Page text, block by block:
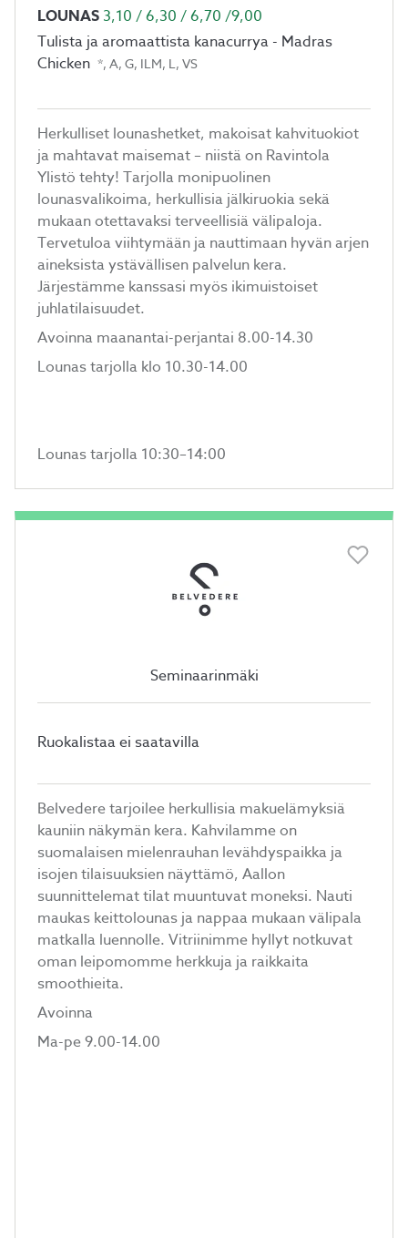
LOUNAS 3,10 / 6,30 / 6,70 /9,00
Tulista ja aromaattista kanacurrya - Madras
Chicken *, A, G, ILM, L, VS
Herkulliset lounashetket, makoisat kahvituokiot
ja mahtavat maisemat – niistä on Ravintola
Ylistö tehty! Tarjolla monipuolinen
lounasvalikoima, herkullisia jälkiruokia sekä
mukaan otettavaksi terveellisiä välipaloja.
Tervetuloa viihtymään ja nauttimaan hyvän arjen
aineksista ystävällisen palvelun kera.
Järjestämme kanssasi myös ikimuistoiset
juhlatilaisuudet.
Avoinna maanantai-perjantai 8.00-14.30
Lounas tarjolla klo 10.30-14.00
Lounas tarjolla 10:30–14:00
Seminaarinmäki
Ruokalistaa ei saatavilla
Belvedere tarjoilee herkullisia makuelämyksiä
kauniin näkymän kera. Kahvilamme on
suomalaisen mielenrauhan levähdyspaikka ja
isojen tilaisuuksien näyttämö, Aallon
suunnittelemat tilat muuntuvat moneksi. Nauti
maukas keittolounas ja nappaa mukaan välipala
matkalla luennolle. Vitriinimme hyllyt notkuvat
oman leipomomme herkkuja ja raikkaita
smoothieita.
Avoinna
Ma-pe 9.00-14.00